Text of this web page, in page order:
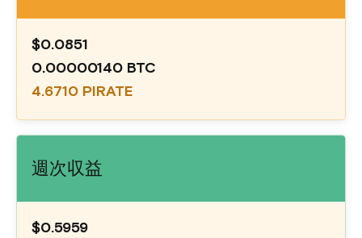
$0.0851
0.00000140 BTC
4.6710 PIRATE
週次収益
$0.5959